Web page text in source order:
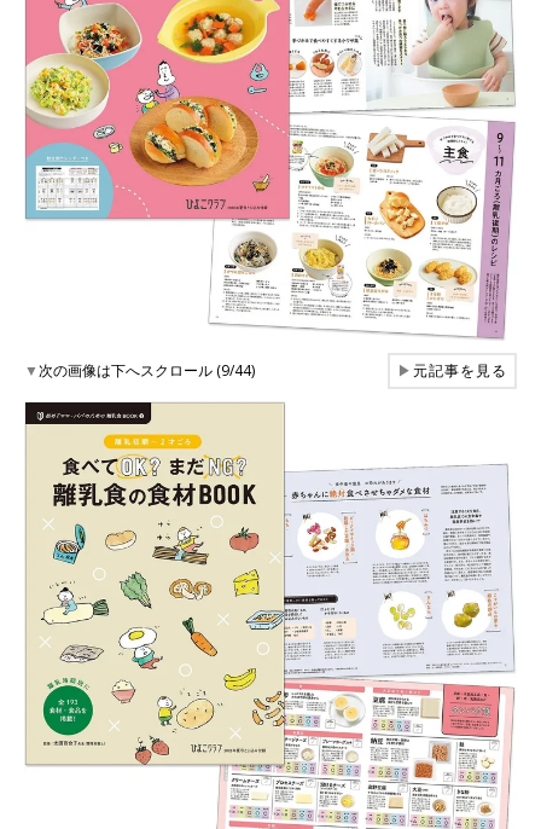
▼次の画像は下へスクロール (9/44) ▶元記事を見る